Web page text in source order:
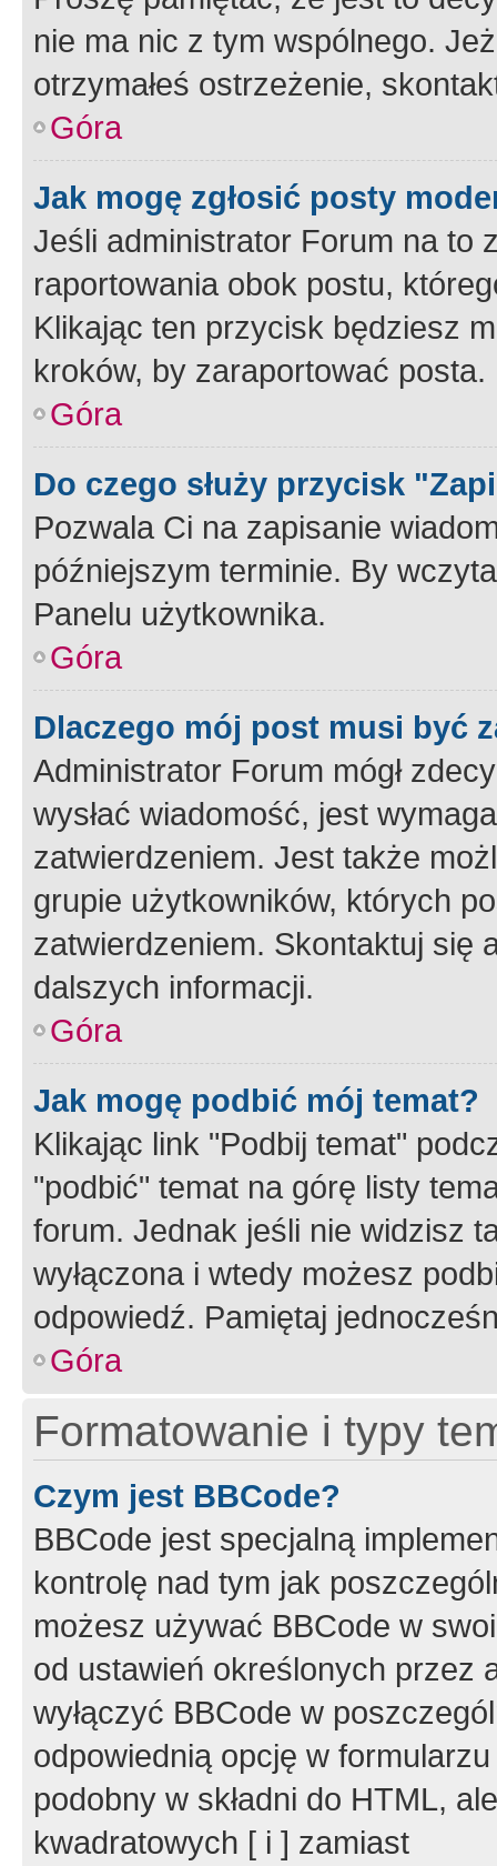
nie ma nic z tym wspólnego.
otrzymałeś ostrzeżenie,
Góra
Jak mogę zgłosić posty
Jeśli administrator Forum na to
raportowania obok postu,
Klikając ten przycisk będziesz
kroków, by zaraportować posta.
Góra
Do czego służy przycisk
Pozwala Ci na zapisanie
późniejszym terminie. By
Panelu użytkownika.
Góra
Dlaczego mój post musi być
Administrator Forum mógł
wysłać wiadomość, jest
zatwierdzeniem. Jest także
grupie użytkowników, których
zatwierdzeniem. Skontaktuj się
dalszych informacji.
Góra
Jak mogę podbić mój temat?
Klikając link "Podbij temat"
"podbić" temat na górę listy
forum. Jednak jeśli nie widzisz
wyłączona i wtedy możesz
odpowiedź. Pamiętaj
Góra
Formatowanie i typy
Czym jest BBCode?
BBCode jest specjalną
kontrolę nad tym jak
możesz używać BBCode w
od ustawień określonych przez
wyłączyć BBCode w
odpowiednią opcję w
podobny w składni do HTML,
kwadratowych [ i ] zamiast